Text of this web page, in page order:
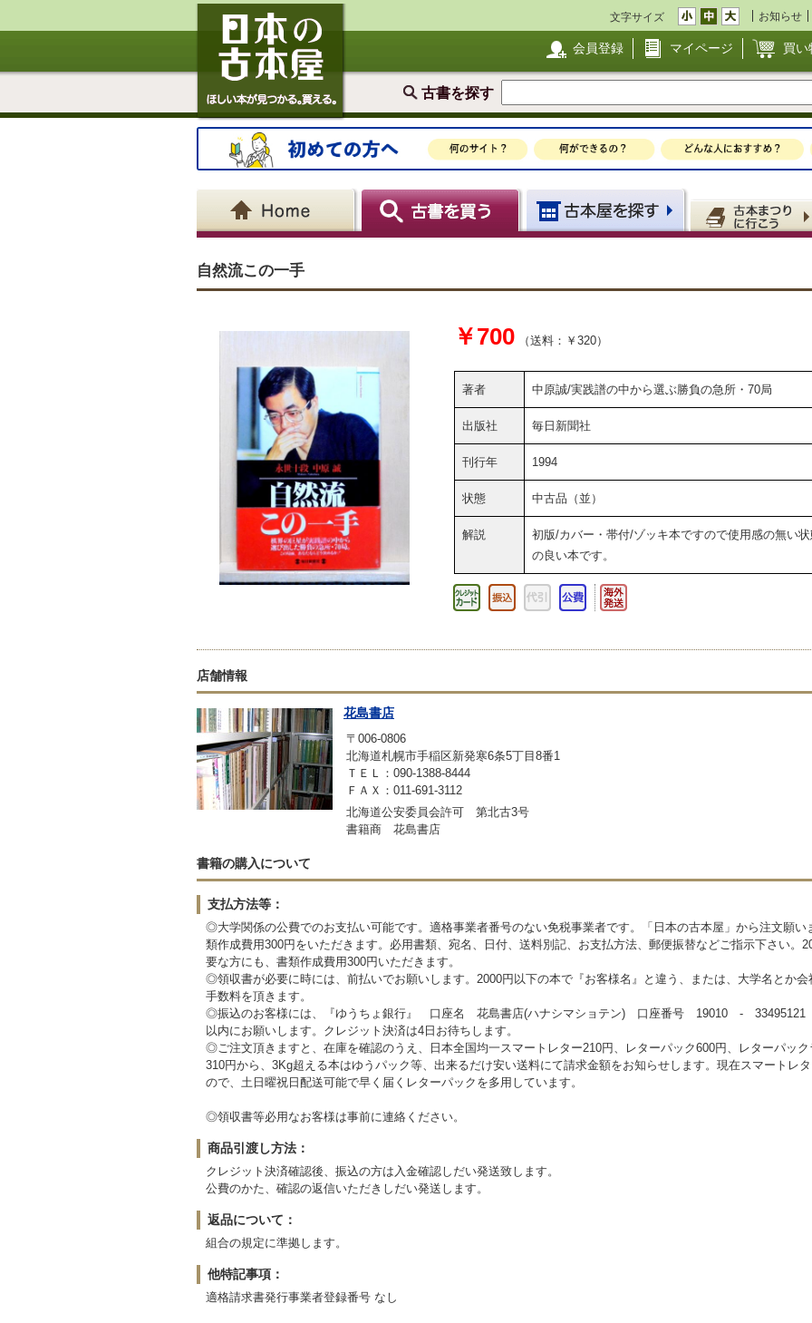
文字サイズ お知らせ
会員登録 マイページ 買い
古書を探す
自然流この一手
￥700 （送料：￥320）
著者 中原誠/実践譜の中から選ぶ勝負の急所・70局
出版社 毎日新聞社
刊行年 1994
状態 中古品（並）
解説
初版/カバー・帯付/ゾッキ本ですので使用感の無い
の良い本です。
店舗情報
花島書店
〒006-0806
北海道札幌市手稲区新発寒6条5丁目8番1
ＴＥＬ：090-1388-8444
ＦＡＸ：011-691-3112
北海道公安委員会許可 第北古3号
書籍商 花島書店
書籍の購入について
支払方法等：
◎大学関係の公費でのお支払い可能です。適格事業者番号のない免税事業者です。「日本の古本屋」から注文願い
類作成費用300円をいただきます。必用書類、宛名、日付、送料別記、お支払方法、郵便振替などご指示下さい。
要な方にも、書類作成費用300円いただきます。
◎領収書が必要に時には、前払いでお願いします。2000円以下の本で『お客様名』と違う、または、大学名とか
手数料を頂きます。
◎振込のお客様には、『ゆうちょ銀行』 口座名 花島書店(ハナシマショテン) 口座番号 19010 - 33495121
以内にお願いします。クレジット決済は4日お待ちします。
◎ご注文頂きますと、在庫を確認のうえ、日本全国均一スマートレター210円、レターパック600円、レターパッ
310円から、3Kg超える本はゆうパック等、出来るだけ安い送料にて請求金額をお知らせします。現在スマートレ
ので、土日曜祝日配送可能で早く届くレターパックを多用しています。
◎領収書等必用なお客様は事前に連絡ください。
商品引渡し方法：
クレジット決済確認後、振込の方は入金確認しだい発送致します。
公費のかた、確認の返信いただきしだい発送します。
返品について：
組合の規定に準拠します。
他特記事項：
適格請求書発行事業者登録番号 なし